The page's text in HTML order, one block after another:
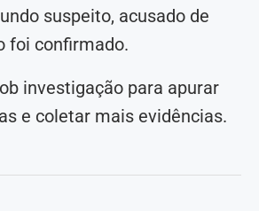
suspeito, acusado de
foi confirmado.
investigação para apurar
e coletar mais evidências.